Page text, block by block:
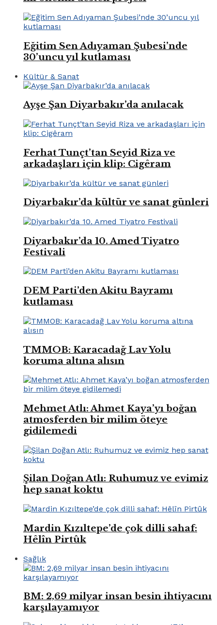
Eğitim Sen Adıyaman Şubesi’nde
30’uncu yıl kutlaması
Kültür & Sanat
Ayşe Şan Diyarbakır’da anılacak
Ferhat Tunçt’tan Seyid Riza ve
arkadaşları için klip: Cigêram
Diyarbakır’da kültür ve sanat günleri
Diyarbakır’da 10. Amed Tiyatro
Festivali
DEM Parti’den Akitu Bayramı
kutlaması
TMMOB: Karacadağ Lav Yolu
koruma altına alısın
Mehmet Atlı: Ahmet Kaya’yı boğan
atmosferden bir milim öteye
gidilemedi
Şilan Doğan Atlı: Ruhumuz ve evimiz
hep sanat koktu
Mardin Kızıltepe’de çok dilli sahaf:
Hêlîn Pirtûk
Sağlık
BM: 2,69 milyar insan besin ihtiyacını
karşılayamıyor